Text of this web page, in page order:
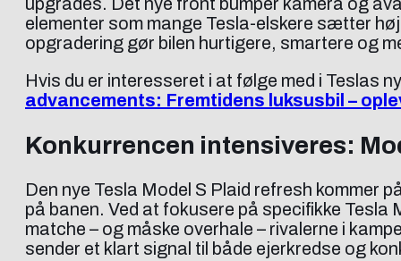
upgrades. Det nye front bumper kamera og
elementer som mange Tesla-elskere sætter
opgradering gør bilen hurtigere, smartere og
Hvis du er interesseret i at følge med i Teslas
advancements: Fremtidens luksusbil –
Konkurrencen intensiveres:
Den nye Tesla Model S Plaid refresh kommer
på banen. Ved at fokusere på specifikke
matche – og måske overhale – rivalerne i
sender et klart signal til både ejerkredse og